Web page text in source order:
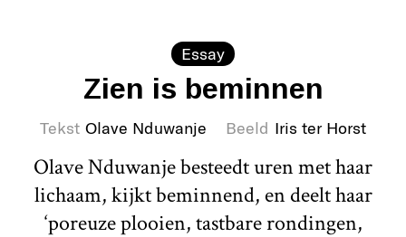
Essay
Zien is beminnen
Tekst Olave Nduwanje Beeld Iris ter Horst
Olave Nduwanje besteedt uren met haar
lichaam, kijkt beminnend, en deelt haar
‘poreuze plooien, tastbare rondingen,